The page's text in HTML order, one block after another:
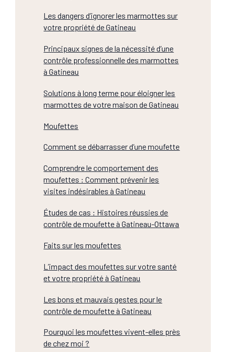
Les dangers d’ignorer les marmottes sur
votre propriété de Gatineau
Principaux signes de la nécessité d’une
contrôle professionnelle des marmottes
à Gatineau
Solutions à long terme pour éloigner les
marmottes de votre maison de Gatineau
Moufettes
Comment se débarrasser d’une moufette
Comprendre le comportement des
moufettes : Comment prévenir les
visites indésirables à Gatineau
Études de cas : Histoires réussies de
contrôle de moufette à Gatineau-Ottawa
Faits sur les moufettes
L’impact des moufettes sur votre santé
et votre propriété à Gatineau
Les bons et mauvais gestes pour le
contrôle de moufette à Gatineau
Pourquoi les moufettes vivent-elles près
de chez moi ?